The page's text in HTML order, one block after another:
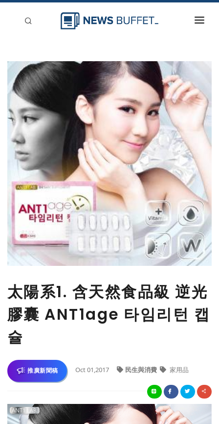
新聞稿分類
登入
刊登
太陽系1. 含天然食品級 逆光
膠囊 ANT1age 타임리턴 캡
슐
推廣新聞稿 Oct 01,2017 民生與消費 家用品